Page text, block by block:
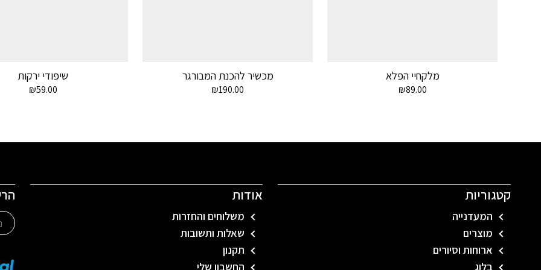
מלקחיי הפלא
₪89.00
מכשיר להכנת המבורגר
₪190.00
שיפודי ירקות
₪59.00
קטגוריות
המעדנייה
מוצרים
ארוחות וסיורים
בלוג
אודות
משלוחים והחזרות
שאלות ותשובות
תקנון
החשבון שלי